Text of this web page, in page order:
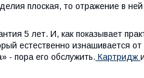
плоская, то отражение в
5 лет. И, как показывает
естественно изнашивается от
- пора его обслужить. Картридж